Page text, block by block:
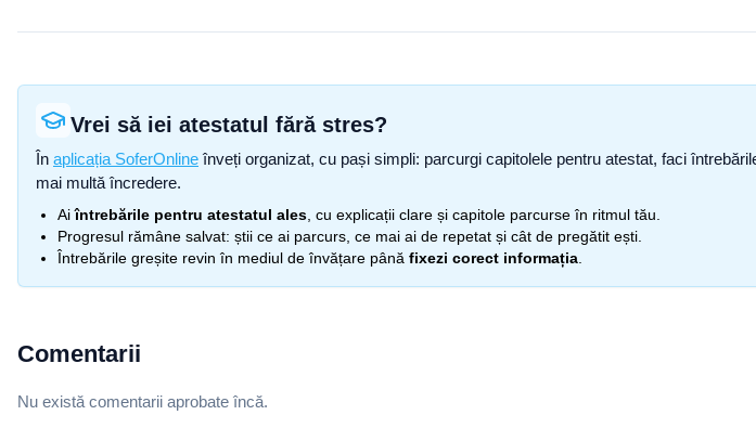
Vrei să iei atestatul fără stres?
În aplicația SoferOnline înveți organizat, cu pași simpli: parcurgi capitolele pentru atestat, faci
mai multă încredere.
Aiîntrebările pentru atestatul ales , cu explicații clare și capitole parcurse în ritmul tău.
Progresul rămâne salvat: știi ce ai parcurs, ce mai ai de repetat și cât de pregătit ești.
Întrebările greșite revin în mediul de învățare până fixezi corect informația
Comentarii
Nu există comentarii aprobate încă.